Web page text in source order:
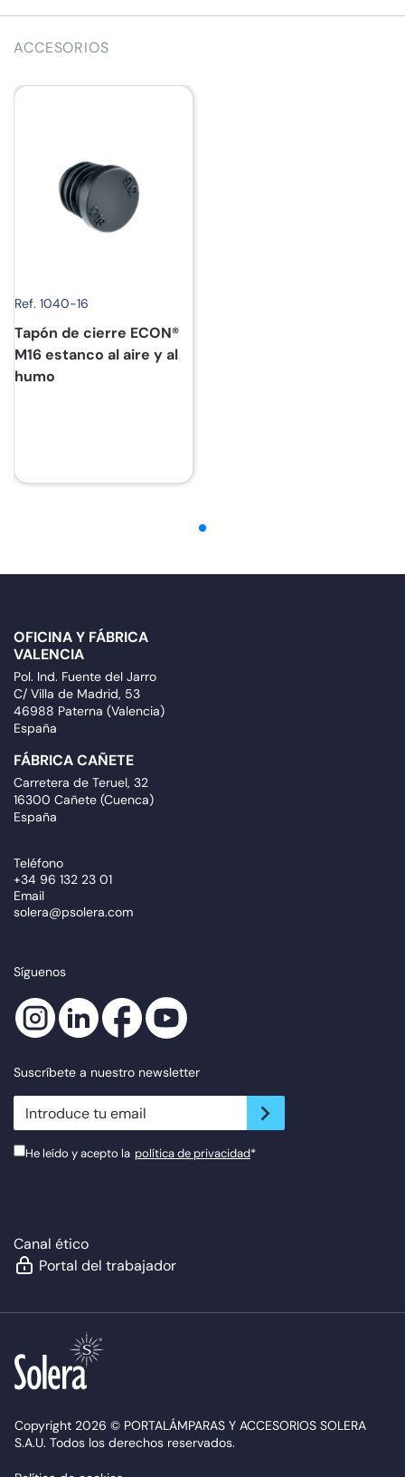
ACCESORIOS
Ref. 1040-16
Tapón de cierre ECON®
M16 estanco al aire y al
humo
OFICINA Y FÁBRICA
VALENCIA
Pol. Ind. Fuente del Jarro
C/ Villa de Madrid, 53
46988 Paterna (Valencia)
España
FÁBRICA CAÑETE
Carretera de Teruel, 32
16300 Cañete (Cuenca)
España
Teléfono
+34 96 132 23 01
Email
solera@psolera.com
Síguenos
Suscríbete a nuestro newsletter
newsletter.suscribe
He leído y acepto la política de privacidad*
Canal ético
Portal del trabajador
Copyright 2026 © PORTALÁMPARAS Y ACCESORIOS SOLERA
S.A.U. Todos los derechos reservados.